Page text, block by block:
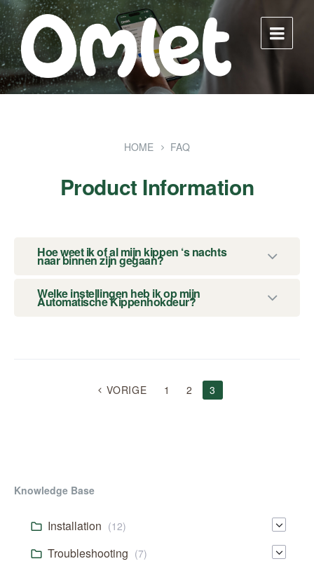
Skip
to
content
Skip
to
main
navigation
Skip
to
footer
HOME FAQ
Product Information
Hoe weet ik of al mijn kippen ‘s nachts
naar binnen zijn gegaan?
Welke instellingen heb ik op mijn
Automatische Kippenhokdeur?
VORIGE 1 2 3
Knowledge Base
Installation (12)
Troubleshooting (7)